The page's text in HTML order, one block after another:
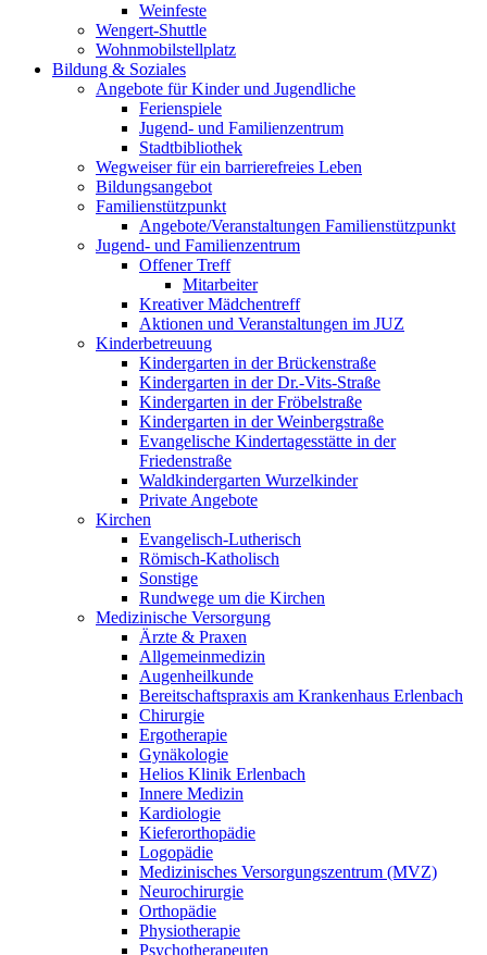
Weinfeste
Wengert-Shuttle
Wohnmobilstellplatz
Bildung & Soziales
Angebote für Kinder und Jugendliche
Ferienspiele
Jugend- und Familienzentrum
Stadtbibliothek
Wegweiser für ein barrierefreies Leben
Bildungsangebot
Familienstützpunkt
Angebote/Veranstaltungen Familienstützpunkt
Jugend- und Familienzentrum
Offener Treff
Mitarbeiter
Kreativer Mädchentreff
Aktionen und Veranstaltungen im JUZ
Kinderbetreuung
Kindergarten in der Brückenstraße
Kindergarten in der Dr.-Vits-Straße
Kindergarten in der Fröbelstraße
Kindergarten in der Weinbergstraße
Evangelische Kindertagesstätte in der
Friedenstraße
Waldkindergarten Wurzelkinder
Private Angebote
Kirchen
Evangelisch-Lutherisch
Römisch-Katholisch
Sonstige
Rundwege um die Kirchen
Medizinische Versorgung
Ärzte & Praxen
Allgemeinmedizin
Augenheilkunde
Bereitschaftspraxis am Krankenhaus Erlenbach
Chirurgie
Ergotherapie
Gynäkologie
Helios Klinik Erlenbach
Innere Medizin
Kardiologie
Kieferorthopädie
Logopädie
Medizinisches Versorgungszentrum (MVZ)
Neurochirurgie
Orthopädie
Physiotherapie
Psychotherapeuten